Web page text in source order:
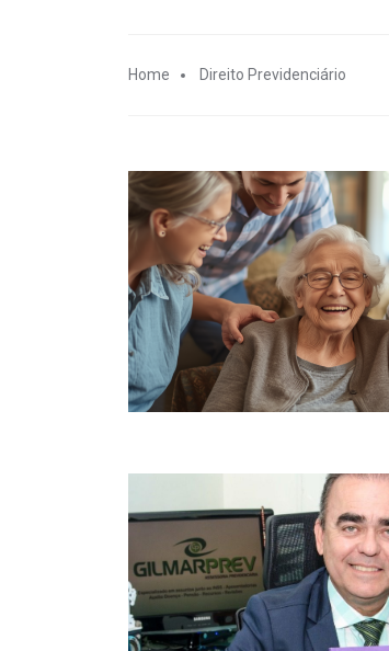
Home Direito Previdenciário